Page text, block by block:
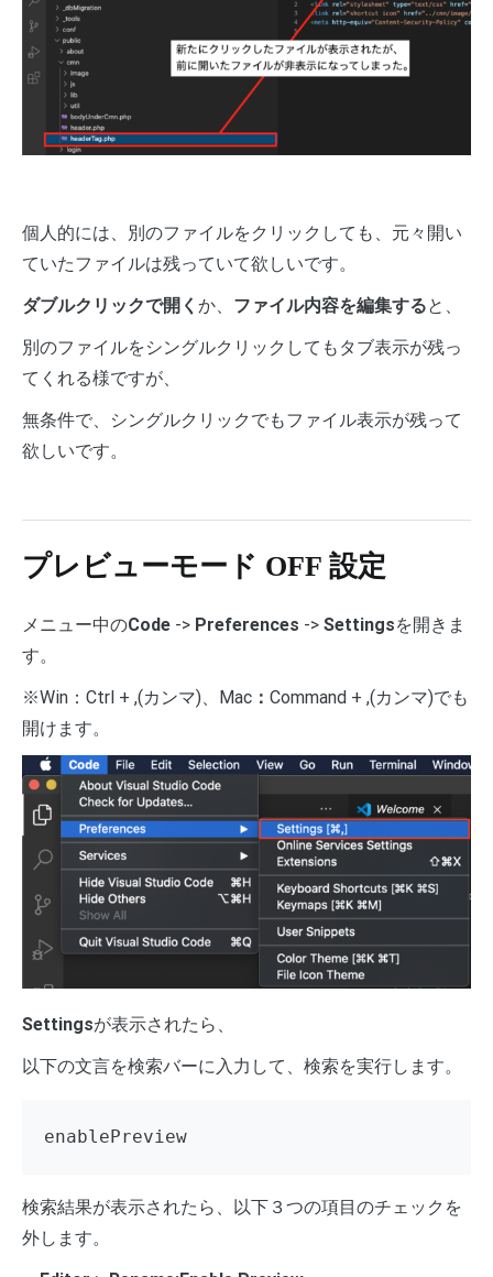
個人的には、別のファイルをクリックしても、元々開い
ていたファイルは残っていて欲しいです。
ダブルクリックで開く か、 ファイル内容を編集すると、
別のファイルをシングルクリックしてもタブ表示が残っ
てくれる様ですが、
無条件で、シングルクリックでもファイル表示が残って
欲しいです。
プレビューモード OFF 設定
メニュー中のCode -> Preferences -> Settingsを開きま
す。
※Win：Ctrl + ,(カンマ)、Mac ： Command + ,(カンマ)でも
開けます。
Settingsが表示されたら、
以下の文言を検索バーに入力して、検索を実行します。
enablePreview
検索結果が表示されたら、以下３つの項目のチェックを
外します。